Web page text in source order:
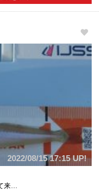
2022/08/15 17:15 UP!
来…